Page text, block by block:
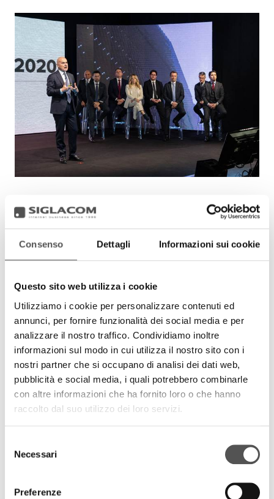
Consenso Dettagli Informazioni sui cookie
Questo sito web utilizza i cookie
Utilizziamo i cookie per personalizzare contenuti ed
annunci, per fornire funzionalità dei social media e per
analizzare il nostro traffico. Condividiamo inoltre
informazioni sul modo in cui utilizza il nostro sito con i
nostri partner che si occupano di analisi dei dati web,
pubblicità e social media, i quali potrebbero combinarle
con altre informazioni che ha fornito loro o che hanno
raccolto dal suo utilizzo dei loro servizi.
delNecessari
Preferenze